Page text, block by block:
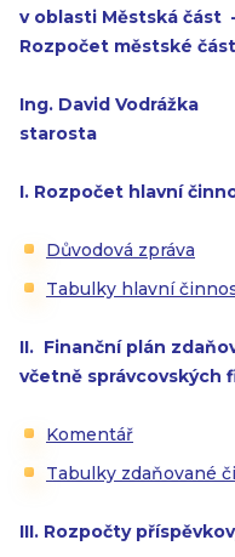
v oblasti Městská část
Rozpočet městské
Ing. David Vodrážka
starosta
I. Rozpočet hlavní
Důvodová zpráva
Tabulky hlavní
II. Finanční plán
včetně správcovských
Komentář
Tabulky zdaňované
III. Rozpočty